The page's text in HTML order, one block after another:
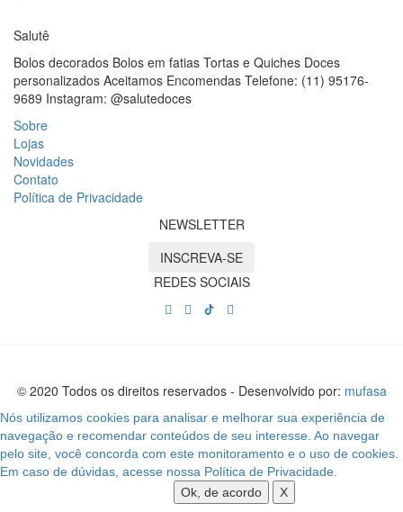
Salutê
Bolos decorados Bolos em fatias Tortas e Quiches Doces
personalizados Aceitamos Encomendas Telefone: (11) 95176-
9689 Instagram: @salutedoces
Sobre
Lojas
Novidades
Contato
Política de Privacidade
NEWSLETTER
INSCREVA-SE
REDES SOCIAIS
© 2020 Todos os direitos reservados - Desenvolvido por: mufasa
Nós utilizamos cookies para analisar e melhorar sua experiência de
navegação e recomendar conteúdos de seu interesse. Ao navegar
pelo site, você concorda com este monitoramento e o uso de cookies.
Em caso de dúvidas, acesse nossa Política de Privacidade.
Ok, de acordo
X